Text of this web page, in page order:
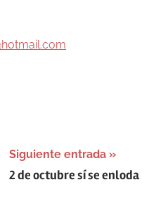
Siguiente entrada
2 de octubre sí se enloda